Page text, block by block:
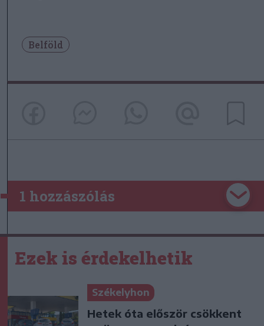
Belföld
1 hozzászólás
Ezek is érdekelhetik
Székelyhon
Hetek óta először csökkent